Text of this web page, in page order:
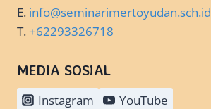
E. info@seminarimertoyudan.sch.id
T.+62293326718
MEDIA SOSIAL
Instagram YouTube